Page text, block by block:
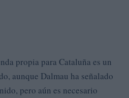
propia para Cataluña es un
aunque Dalmau ha señalado
pero aún es necesario